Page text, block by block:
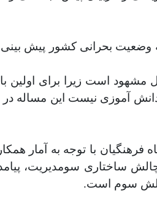
وضعیت بحرانی کشور پیش
است زیرا برای اولین
آموزی نیست این مساله
فرهنگیان با توجه به آمار
ساختاری سومدیریت،
چالش سوم است.